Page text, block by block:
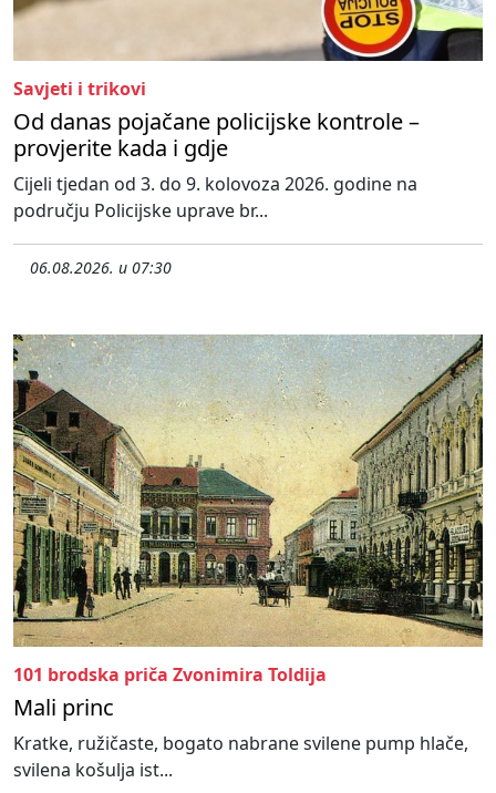
Savjeti i trikovi
Od danas pojačane policijske kontrole –
provjerite kada i gdje
Cijeli tjedan od 3. do 9. kolovoza 2026. godine na
području Policijske uprave br...
06.08.2026. u 07:30
101 brodska priča Zvonimira Toldija
Mali princ
Kratke, ružičaste, bogato nabrane svilene pump hlače,
svilena košulja ist...